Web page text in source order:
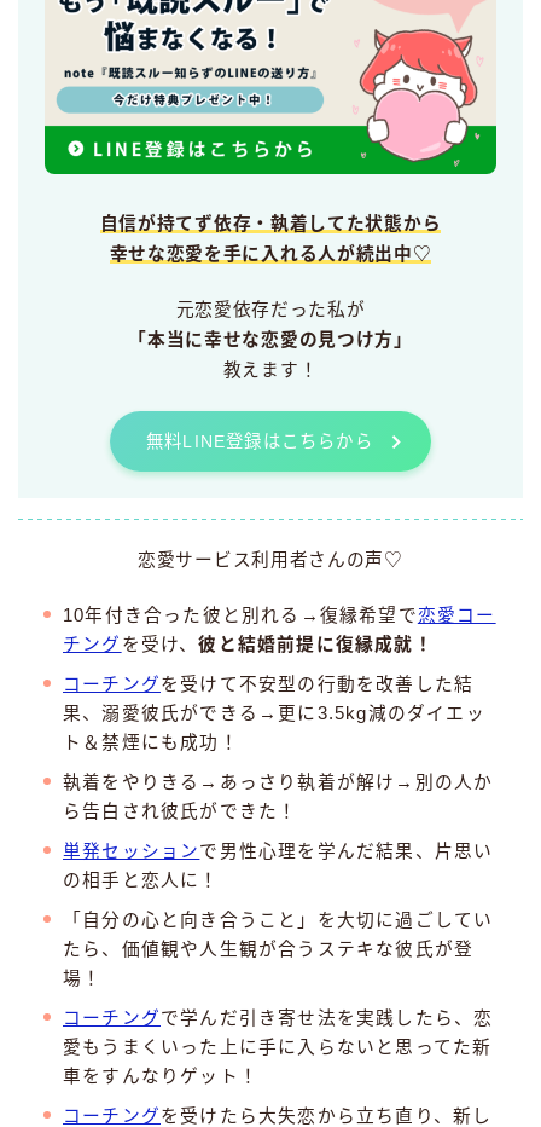
自信が持てず依存・執着してた状態から
幸せな恋愛を手に入れる人が続出中♡
元恋愛依存だった私が
「本当に幸せな恋愛の見つけ方」
教えます！
無料LINE登録はこちらから
恋愛サービス利用者さんの声♡
10年付き合った彼と別れる→復縁希望で恋愛コー
チング を受け、彼と結婚前提に復縁成就！
コーチングを受けて不安型の行動を改善した結
果、溺愛彼氏ができる→更に3.5kg減のダイエッ
ト＆禁煙にも成功！
執着をやりきる→あっさり執着が解け→別の人か
ら告白され彼氏ができた！
単発セッションで男性心理を学んだ結果、片思い
の相手と恋人に！
「自分の心と向き合うこと」を大切に過ごしてい
たら、価値観や人生観が合うステキな彼氏が登
場！
コーチングで学んだ引き寄せ法を実践したら、恋
愛もうまくいった上に手に入らないと思ってた新
車をすんなりゲット！
コーチングを受けたら大失恋から立ち直り、新し